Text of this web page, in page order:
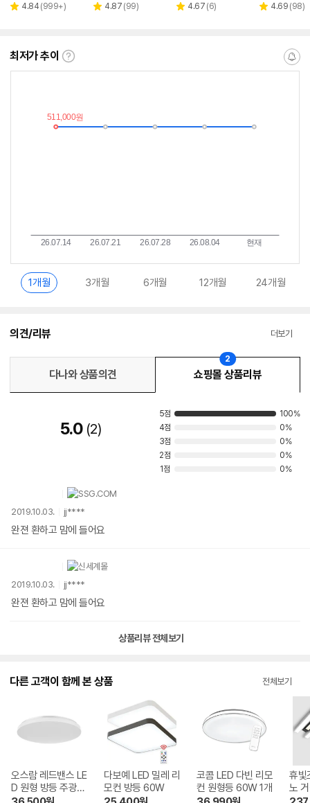
페이
별 4.84 리
(999+)
별 4.87 리
(99) 페이
별 4.67 리
(6)
별 4.69 리
(98)
최저가 추이
최
이
란?
알
1개월 3개월 6개월 12개월 24개월
의견/리뷰 더보기
다나와 상품의견 쇼핑몰 상품리뷰
2
5.0 2
5점
100%
4점
0%
3점
0%
2점
0%
1점
0%
2019.10.03. jj****
완젼 환하고 맘에 들어요
2019.10.03. jj****
완젼 환하고 맘에 들어요
상품리뷰 전체보기
다른 고객이 함께 본 상품 전체보기
오스람 레드밴스 LE
D 원형 방등 주광색
50W
다보예 LED 밀레 리
모컨 방등 60W
코콤 LED 다빈 리모
컨 원형등 60W 1개
휴빛
노